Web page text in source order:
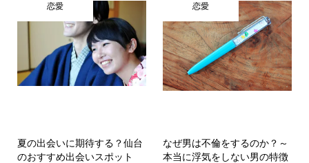
恋愛
夏の出会いに期待する？仙台
のおすすめ出会いスポット
恋愛
なぜ男は不倫をするのか？～
本当に浮気をしない男の特徴